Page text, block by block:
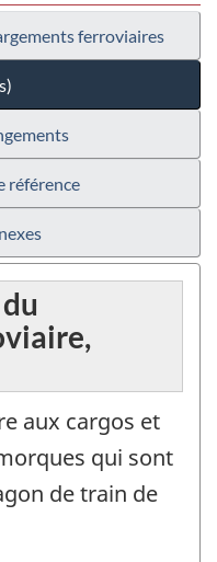
ferroviaires
référence
aux cargos et
qui sont
de train de